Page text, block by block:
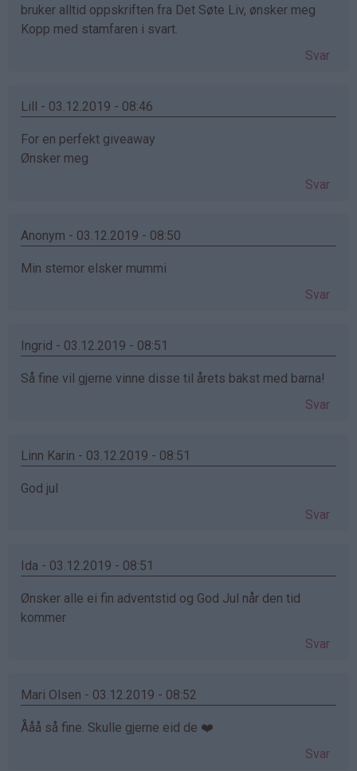
bruker alltid oppskriften fra Det Søte Liv, ønsker meg
Kopp med stamfaren i svart.
Svar
Lill - 03.12.2019 - 08:46
For en perfekt giveaway
Ønsker meg
Svar
Anonym - 03.12.2019 - 08:50
Min stemor elsker mummi
Svar
Ingrid - 03.12.2019 - 08:51
Så fine vil gjerne vinne disse til årets bakst med barna!
Svar
Linn Karin - 03.12.2019 - 08:51
God jul
Svar
Ida - 03.12.2019 - 08:51
Ønsker alle ei fin adventstid og God Jul når den tid
kommer
Svar
Mari Olsen - 03.12.2019 - 08:52
Ååå så fine. Skulle gjerne eid de ❤️
Svar